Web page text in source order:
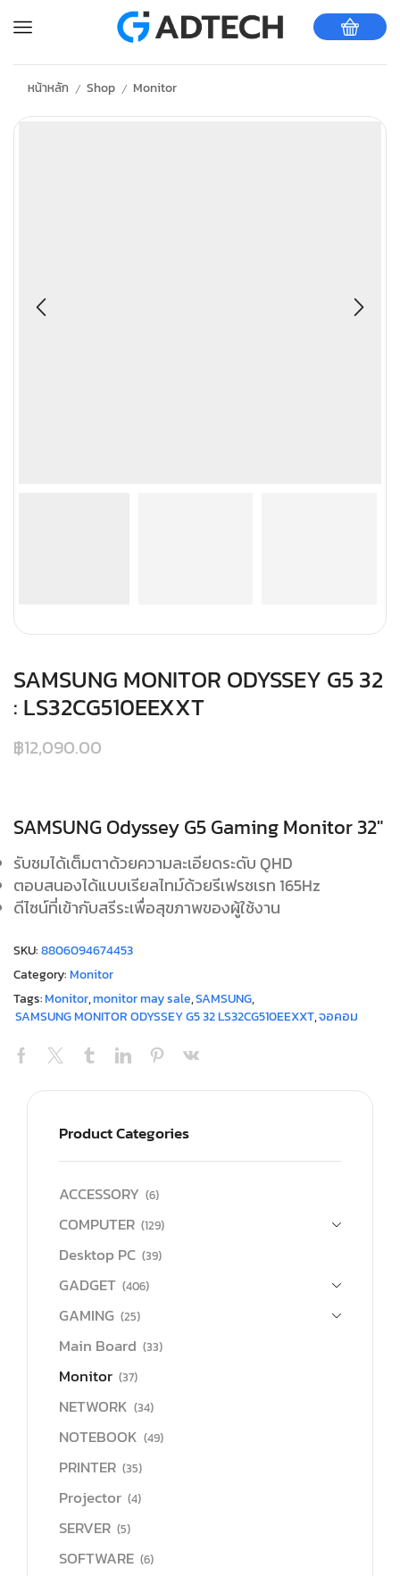
หน้าหลัก / Shop / Monitor
SAMSUNG MONITOR ODYSSEY G5 32
: LS32CG510EEXXT
฿12,090.00
SAMSUNG Odyssey G5 Gaming Monitor 32″
รับชมได้เต็มตาด้วยความละเอียดระดับ QHD
ตอบสนองได้แบบเรียลไทม์ด้วยรีเฟรชเรท 165Hz
ดีไซน์ที่เข้ากับสรีระเพื่อสุขภาพของผู้ใช้งาน
SKU:8806094674453
Category:Monitor
Tags:Monitor,monitor may sale,SAMSUNG,
SAMSUNG MONITOR ODYSSEY G5 32 LS32CG510EEXXT,จอคอม
Product Categories
ACCESSORY (6)
COMPUTER (129)
Desktop PC (39)
GADGET (406)
GAMING (25)
Main Board (33)
Monitor (37)
NETWORK (34)
NOTEBOOK (49)
PRINTER (35)
Projector (4)
SERVER (5)
SOFTWARE (6)